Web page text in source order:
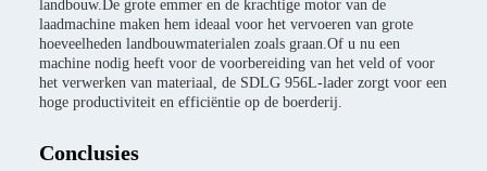
landbouw.De grote emmer en de krachtige motor van de
laadmachine maken hem ideaal voor het vervoeren van grote
hoeveelheden landbouwmaterialen zoals graan.Of u nu een
machine nodig heeft voor de voorbereiding van het veld of voor
het verwerken van materiaal, de SDLG 956L-lader zorgt voor een
hoge productiviteit en efficiëntie op de boerderij.
Conclusies